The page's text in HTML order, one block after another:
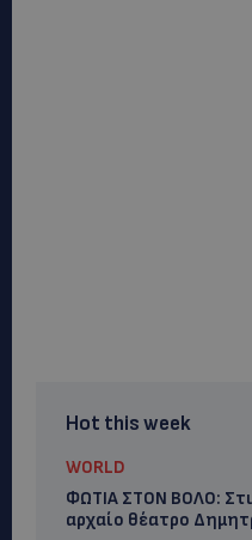
Hot this week
WORLD
ΦΩΤΙΑ ΣΤΟΝ ΒΟΛΟ:
αρχαίο θέατρο